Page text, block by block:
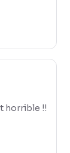
horrible !!